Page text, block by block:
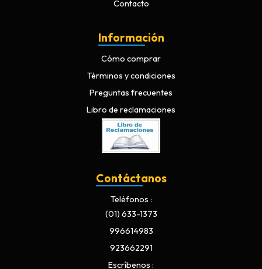
Contacto
Información
Cómo comprar
Términos y condiciones
Preguntas frecuentes
Libro de reclamaciones
Contáctanos
Teléfonos
(01) 633-1373
996614983
923662291
Escríbenos